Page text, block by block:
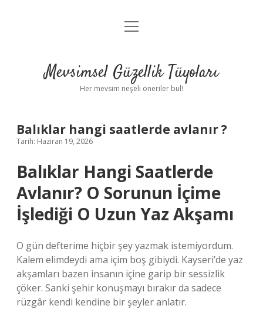
Anasayfa
Yasal Uyarı
menüyü
Mevsimsel Güzellik Tüyoları
Her mevsim neşeli öneriler bul!
Balıklar hangi saatlerde avlanır ?
Tarih: Haziran 19, 2026
Balıklar Hangi Saatlerde
Avlanır? O Sorunun İçime
İşlediği O Uzun Yaz Akşamı
O gün defterime hiçbir şey yazmak istemiyordum.
Kalem elimdeydi ama içim boş gibiydi. Kayseri’de yaz
akşamları bazen insanın içine garip bir sessizlik
çöker. Sanki şehir konuşmayı bırakır da sadece
rüzgâr kendi kendine bir şeyler anlatır.